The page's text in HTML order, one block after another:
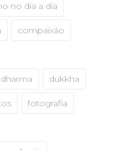
no dia a dia
compaixão
dharma dukkha
fotografia